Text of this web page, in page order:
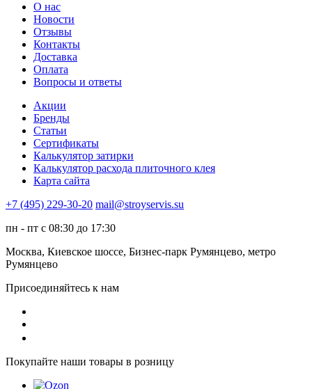
О нас
Новости
Отзывы
Контакты
Доставка
Оплата
Вопросы и ответы
Акции
Бренды
Статьи
Сертификаты
Калькулятор затирки
Калькулятор расхода плиточного клея
Карта сайта
+7 (495) 229-30-20 mail@stroyservis.su
пн - пт с 08:30 до 17:30
Москва, Киевское шоссе, Бизнес-парк Румянцево, метро
Румянцево
Присоединяйтесь к нам
Покупайте наши товары в розницу